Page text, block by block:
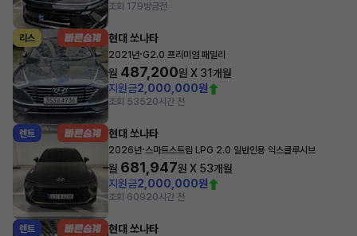
조회 179방금전
리스 현대 쏘나타
2021년·G2.0 프리미엄 패밀리
월 487,200원 X 31개월
지원금2,000,000원
조회 53520시간 전
렌트 현대 쏘나타
2026년·스마트스트림 LPG 2.0 일반인용 익스클루시브
월 681,947원 X 53개월
지원금2,000,000원
조회 60920시간 전
렌트 현대 쏘나타